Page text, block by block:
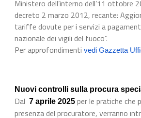
Ministero dell’interno dell’11 ottobre
decreto 2 marzo 2012, recante:
tariffe dovute per i servizi a
nazionale dei vigili del fuoco”.
Per approfondimenti vedi Gazzetta
Nuovi controlli sulla procura
Dal 7 aprile 2025 per le pratiche che
presenza del procuratore, verranno